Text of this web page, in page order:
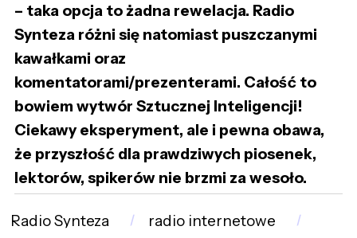
– taka opcja to żadna rewelacja. Radio
Synteza różni się natomiast puszczanymi
kawałkami oraz
komentatorami/prezenterami. Całość to
bowiem wytwór Sztucznej Inteligencji!
Ciekawy eksperyment, ale i pewna obawa,
że przyszłość dla prawdziwych piosenek,
lektorów, spikerów nie brzmi za wesoło.
Radio Synteza
radio internetowe